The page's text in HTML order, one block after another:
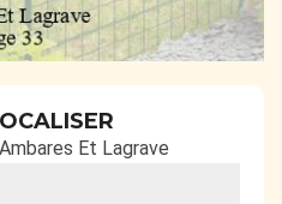
Et Lagrave